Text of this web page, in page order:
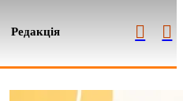
Редакція